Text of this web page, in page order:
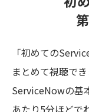
「初めての
まとめて視聴で
ServiceNowの基